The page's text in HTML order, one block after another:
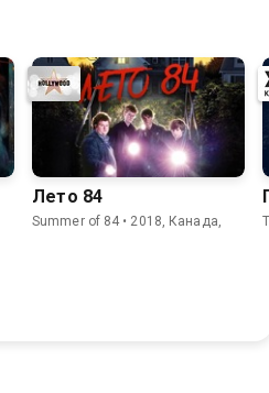
Лето 84
Summer of 84 • 2018, Канада,